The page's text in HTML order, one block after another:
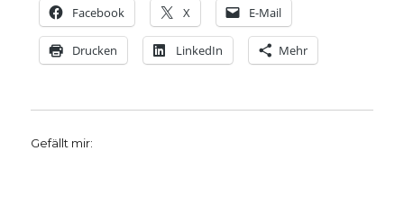
Facebook X E-Mail
Drucken LinkedIn Mehr
Gefällt mir: